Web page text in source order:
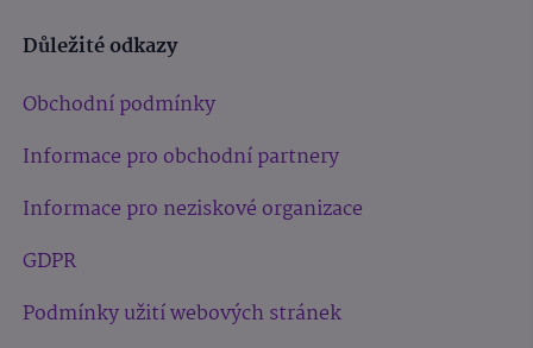
Důležité odkazy
Obchodní podmínky
Informace pro obchodní partnery
Informace pro neziskové organizace
GDPR
Podmínky užití webových stránek